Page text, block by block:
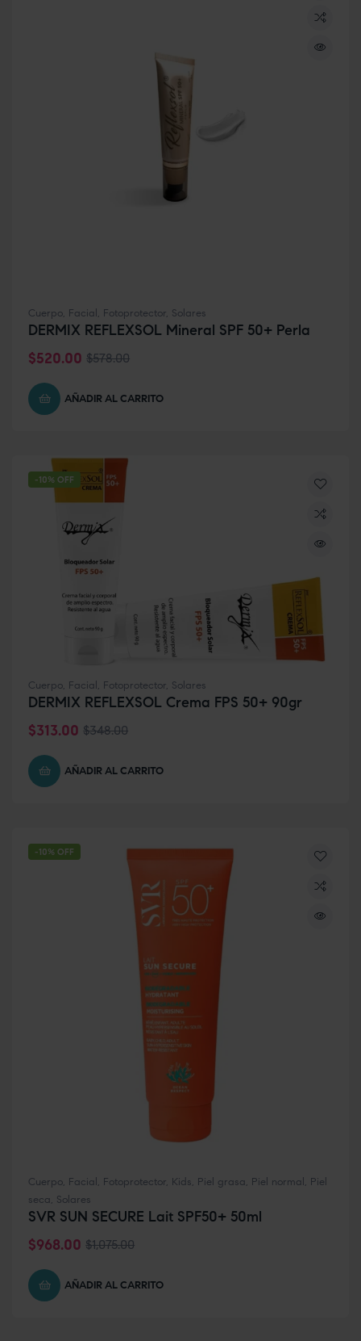
Cuerpo, Facial , Fotoprotector, Solares
DERMIX REFLEXSOL Mineral SPF 50+ Perla
$578.00
$520.00
AÑADIR AL CARRITO
-10% OFF
Cuerpo, Facial , Fotoprotector, Solares
DERMIX REFLEXSOL Crema FPS 50+ 90gr
$348.00
$313.00
AÑADIR AL CARRITO
-10% OFF
Cuerpo, Facial , Fotoprotector, Kids, Piel grasa, Piel normal , Piel
seca, Solares
SVR SUN SECURE Lait SPF50+ 50ml
$1,075.00
$968.00
AÑADIR AL CARRITO